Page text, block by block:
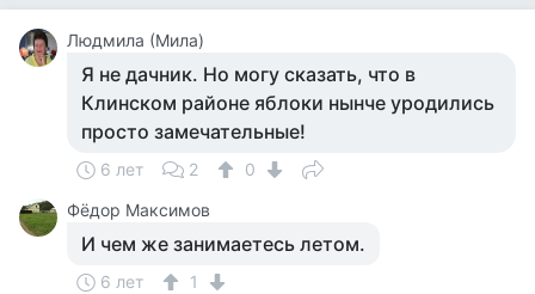
Людмила (Мила)
Я не дачник. Но могу сказать, что в
Клинском районе яблоки нынче уродились
просто замечательные!
6 лет 2
0
Фёдор Максимов
И чем же занимаетесь летом.
6 лет
1